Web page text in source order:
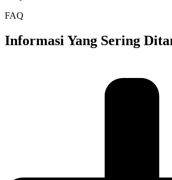
FAQ
Informasi Yang Sering